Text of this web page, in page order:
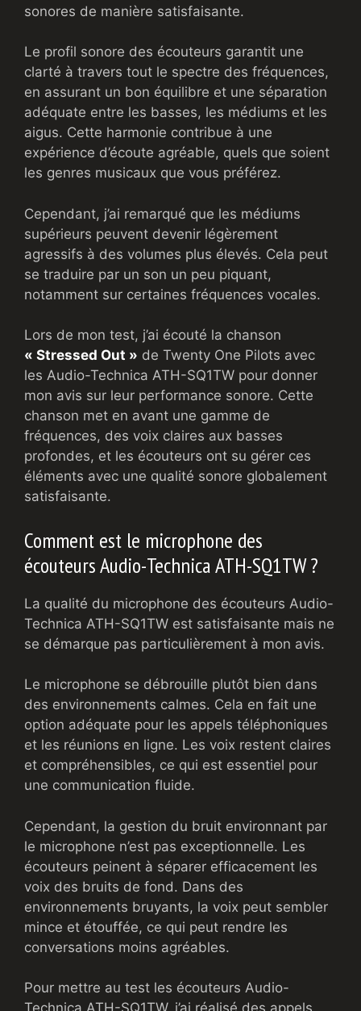
sonores de manière satisfaisante.
Le profil sonore des écouteurs garantit une
clarté à travers tout le spectre des fréquences,
en assurant un bon équilibre et une séparation
adéquate entre les basses, les médiums et les
aigus. Cette harmonie contribue à une
expérience d’écoute agréable, quels que soient
les genres musicaux que vous préférez.
Cependant, j’ai remarqué que les médiums
supérieurs peuvent devenir légèrement
agressifs à des volumes plus élevés. Cela peut
se traduire par un son un peu piquant,
notamment sur certaines fréquences vocales.
Lors de mon test, j’ai écouté la chanson
« Stressed Out » de Twenty One Pilots avec
les Audio-Technica ATH-SQ1TW pour donner
mon avis sur leur performance sonore. Cette
chanson met en avant une gamme de
fréquences, des voix claires aux basses
profondes, et les écouteurs ont su gérer ces
éléments avec une qualité sonore globalement
satisfaisante.
Comment est le microphone des
écouteurs Audio-Technica ATH-SQ1TW ?
La qualité du microphone des écouteurs Audio-
Technica ATH-SQ1TW est satisfaisante mais ne
se démarque pas particulièrement à mon avis.
Le microphone se débrouille plutôt bien dans
des environnements calmes. Cela en fait une
option adéquate pour les appels téléphoniques
et les réunions en ligne. Les voix restent claires
et compréhensibles, ce qui est essentiel pour
une communication fluide.
Cependant, la gestion du bruit environnant par
le microphone n’est pas exceptionnelle. Les
écouteurs peinent à séparer efficacement les
voix des bruits de fond. Dans des
environnements bruyants, la voix peut sembler
mince et étouffée, ce qui peut rendre les
conversations moins agréables.
Pour mettre au test les écouteurs Audio-
Technica ATH-SQ1TW, j’ai réalisé des appels